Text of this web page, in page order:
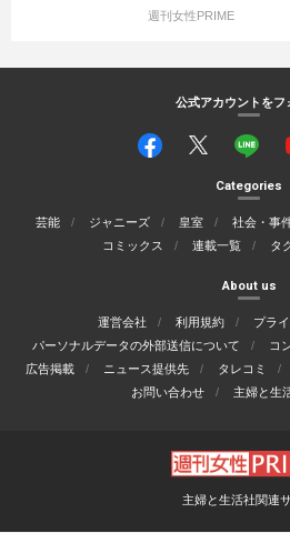
週刊女性PRIME
公式アカウントをフ
Categories
芸能 ジャニーズ 皇室 社会・事
コミックス
連載一覧 タ
About us
運営会社 利用規約
プラ
パーソナルデータの外部送信について
コ
広告掲載
ニュース提供先 タレコミ
お問い合わせ
主婦と生
主婦と生活社関連